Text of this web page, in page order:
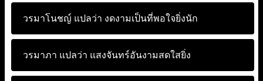
วรมาโนชญ์ แปลว่า งดงามเป็นที่พอใจยิ่งนัก
วรมาภา แปลว่า แสงจันทร์อันงามสดใสยิ่ง